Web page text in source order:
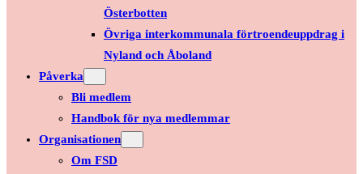
Österbotten
Övriga interkommunala förtroendeuppdrag i
Nyland och Åboland
Påverka
Bli medlem
Handbok för nya medlemmar
Organisationen
Om FSD